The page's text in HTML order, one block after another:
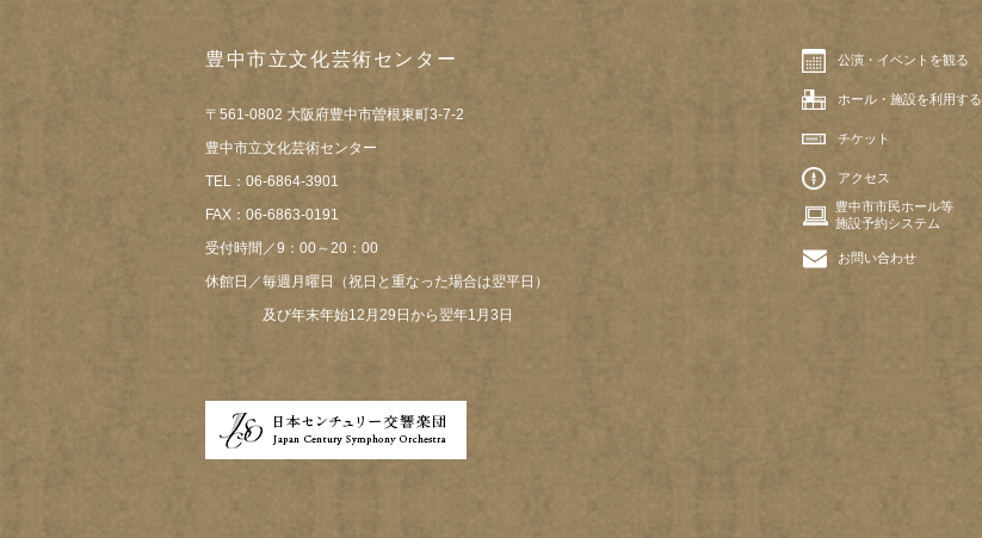
豊中市立文化芸術センター
〒561-0802 大阪府豊中市曽根東町3-7-2
豊中市立文化芸術センター
TEL：06-6864-3901
FAX：06-6863-0191
受付時間／9：00～20：00
休館日／毎週月曜日（祝日と重なった場合は翌平日）
及び年末年始12月29日から翌年1月3日
公演・イベントを観る
ホール・施設を利用する
チケット
アクセス
豊中市市民ホール等
施設予約システム
お問い合わせ